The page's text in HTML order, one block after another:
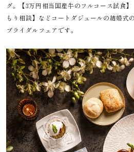
グ。【3万円相当国産牛のフルコース試食
もり相談】などコートダジュールの結婚式
ブライダルフェアです。